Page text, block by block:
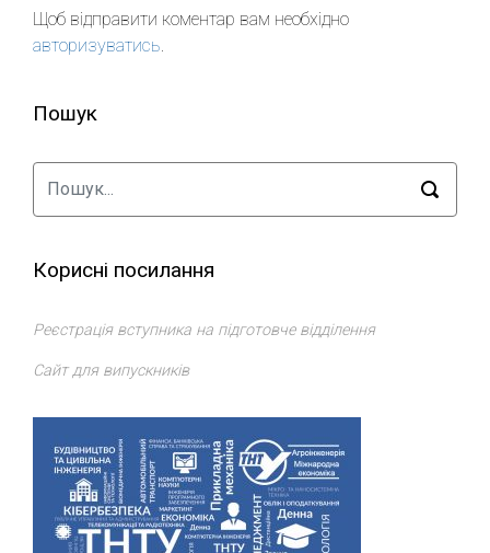
Щоб відправити коментар вам необхідно
авторизуватись.
Пошук
Корисні посилання
Реєстрація вступника на підготовче відділення
Сайт для випускників